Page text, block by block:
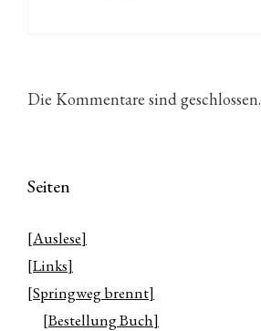
Die Kommentare sind geschlossen.
Seiten
[Auslese]
[Links]
[Springweg brennt]
[Bestellung Buch]